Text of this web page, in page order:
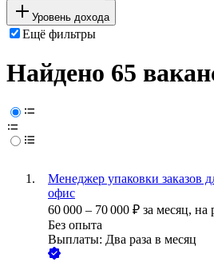
Уровень дохода
Ещё фильтры
Найдено 65
Менеджер упаковки заказов
офис
60 000 – 70 000 ₽ за месяц, на
Без опыта
Выплаты: Два раза в месяц